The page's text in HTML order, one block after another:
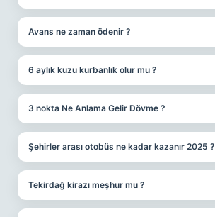
Avans ne zaman ödenir ?
6 aylık kuzu kurbanlık olur mu ?
3 nokta Ne Anlama Gelir Dövme ?
Şehirler arası otobüs ne kadar kazanır 2025 ?
Tekirdağ kirazı meşhur mu ?